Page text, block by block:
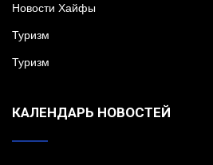
Новости Хайфы
Туризм
Туризм
КАЛЕНДАРЬ НОВОСТЕЙ